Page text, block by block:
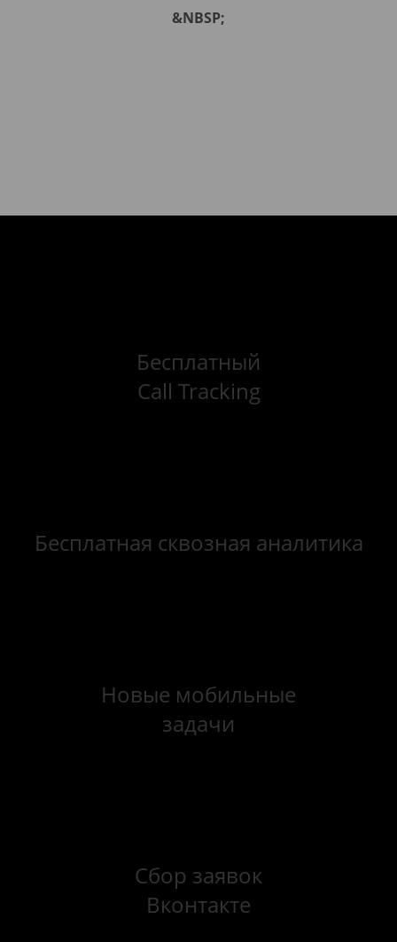
&NBSP;
Бесплатный
Call Tracking
Бесплатная сквозная аналитика
Новые мобильные
задачи
Сбор заявок
Вконтакте